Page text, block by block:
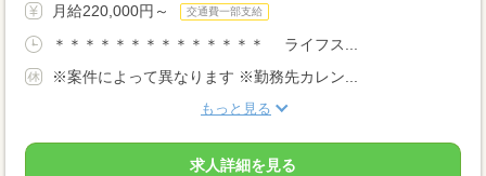
月給220,000円～ 交通費一部支給
＊＊＊＊＊＊＊＊＊＊＊＊＊＊ ライフス...
※案件によって異なります ※勤務先カレン...
もっと見る
求人詳細を見る